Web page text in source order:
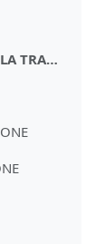
IL GRANDE TRAUMA: LA TRANSIZIONE DALLA PRIMA GUERRA MONDIALE ALLA PACE